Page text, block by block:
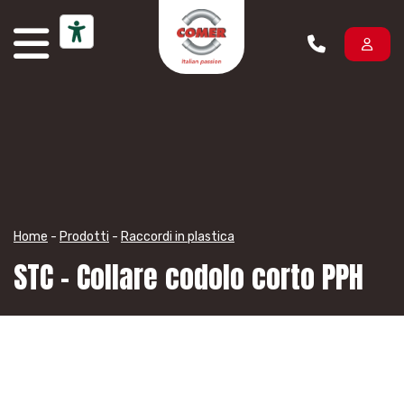
Home - Prodotti - Raccordi in plastica
STC – Collare codolo corto PPH